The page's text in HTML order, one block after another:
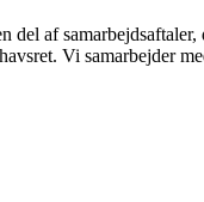
af
Vi samarbejder